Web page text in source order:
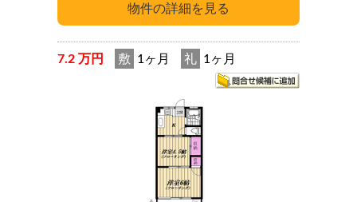
7.2 万円 敷 1ヶ月 礼 1ヶ月